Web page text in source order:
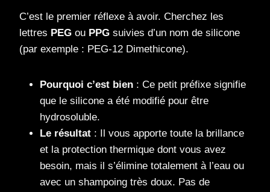
C’est le premier réflexe à avoir. Cherchez les
lettres PEG ou PPG suivies d’un nom de silicone
(par exemple : PEG-12 Dimethicone).
Pourquoi c’est bien : Ce petit préfixe signifie
que le silicone a été modifié pour être
hydrosoluble.
Le résultat : Il vous apporte toute la brillance
et la protection thermique dont vous avez
besoin, mais il s’élimine totalement à l’eau ou
avec un shampoing très doux. Pas de